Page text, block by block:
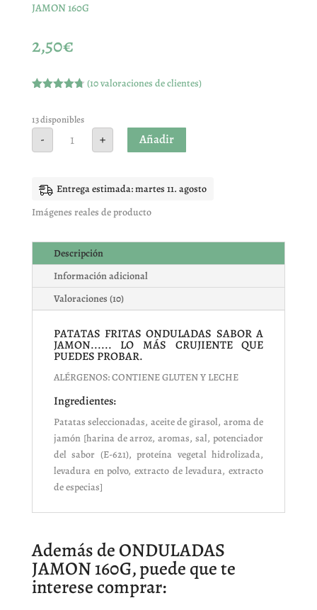
JAMON 160G
2,50€
de 5 en
base a
valoracione
(10valoraciones de clientes)
13 disponibles
-
ONDULADAS
JAMON + Añadir
Entrega estimada: martes 11. agosto
Imágenes reales de producto
Descripción
Información adicional
Valoraciones (10)
PATATAS FRITAS ONDULADAS SABOR A
JAMON...... LO MÁS CRUJIENTE QUE
PUEDES PROBAR.
ALÉRGENOS: CONTIENE GLUTEN Y LECHE
Ingredientes:
Patatas seleccionadas, aceite de girasol, aroma de
jamón [harina de arroz, aromas, sal, potenciador
del sabor (E-621), proteína vegetal hidrolizada,
levadura en polvo, extracto de levadura, extracto
de especias]
Además de ONDULADAS
JAMON 160G, puede que te
interese comprar: